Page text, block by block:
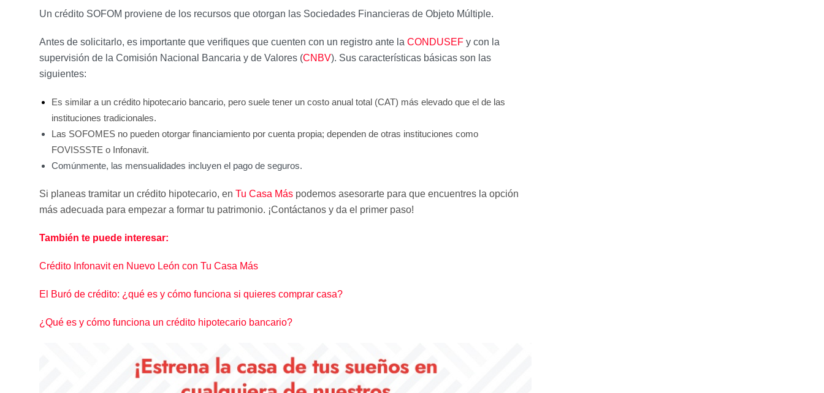
Un crédito SOFOM proviene de los recursos que otorgan las Sociedades Financieras de Objeto Múltiple.
Antes de solicitarlo, es importante que verifiques que cuenten con un registro ante la CONDUSEF y con la
supervisión de la Comisión Nacional Bancaria y de Valores (CNBV). Sus características básicas son las
siguientes:
Es similar a un crédito hipotecario bancario, pero suele tener un costo anual total (CAT) más elevado que el de las
instituciones tradicionales.
Las SOFOMES no pueden otorgar financiamiento por cuenta propia; dependen de otras instituciones como
FOVISSSTE o Infonavit.
Comúnmente, las mensualidades incluyen el pago de seguros.
Si planeas tramitar un crédito hipotecario, en Tu Casa Más podemos asesorarte para que encuentres la opción
más adecuada para empezar a formar tu patrimonio. ¡Contáctanos y da el primer paso!
También te puede interesar:
Crédito Infonavit en Nuevo León con Tu Casa Más
El Buró de crédito: ¿qué es y cómo funciona si quieres comprar casa?
¿Qué es y cómo funciona un crédito hipotecario bancario?